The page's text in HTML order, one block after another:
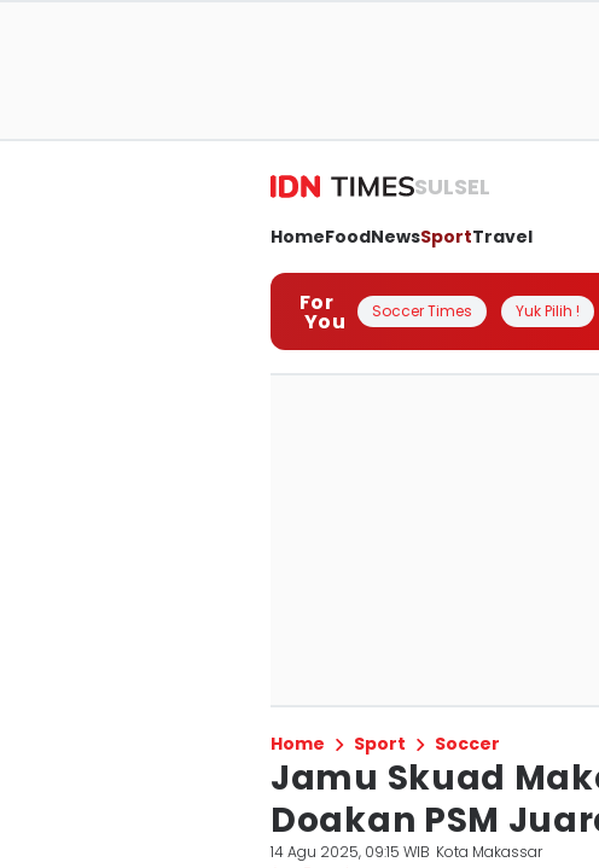
SULSEL
HomeFoodNewsSportTravel
For
You Soccer Times Yuk Pilih !
Home Sport Soccer
Jamu Skuad
Doakan PSM
14 Agu 2025, 09:15 WIB Kota Makassar